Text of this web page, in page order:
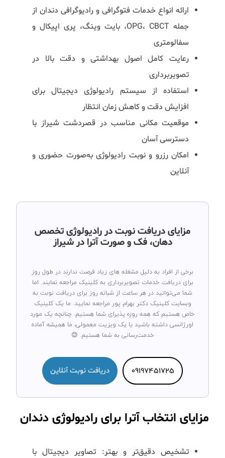
ارائه انواع خدمات فتوگرافی و رادیوگرافی دندان از
جمله OPG، CBCT، بایت وینگ، پری اپیکال و
سفالومتری
رعایت کامل اصول بهداشتی و دقت بالا در
تصویربرداری
استفاده از سیستم رادیولوژی دیجیتال برای
افزایش دقت و کاهش زمان انتظار
موقعیت مکانی مناسب در قصردشت شیراز با
دسترسی آسان
امکان رزرو و نوبت رادیولوژی به‌صورت حضوری و
آنلاین
مزایای دریافت نوبت در رادیولوژی تخصص
دهان، فک و صورت آترا در شیراز
برخی از افراد به دلیل مشغله های زیاد فرصت ندارند در طول روز
برای دریافت خدمات تصویربرداری به کلینیک مراجعه نمایند. اما
شما می‌توانید در هر ساعت از شبانه روز برای دریافت نوبت به
وبسایت کلینیک دکتر بهرام پور مراجعه نمایید. ما یک کلینیک
خاص هستیم که همه روزه پذیرای شما هستیم. چنانچه یک مورد
اورژانسی داشته باشید یا یک ویزیت معمولی، ما همیشه آماده
خدمت‌رسانی به شما هستیم. 😊
09197451725 دریافت نوبت آنلاین
مزایای انتخاب آترا برای رادیولوژی دندان
تشخیص دقیق‌تر و بهتر: تصاویر دیجیتال با